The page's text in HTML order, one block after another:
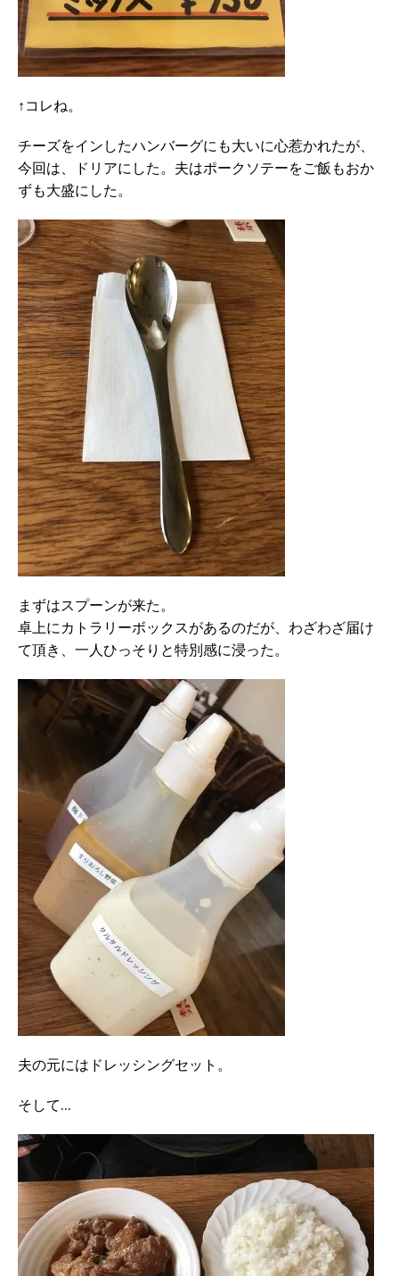
↑コレね。
チーズをインしたハンバーグにも大いに心惹かれたが、
今回は、ドリアにした。夫はポークソテーをご飯もおか
ずも大盛にした。
まずはスプーンが来た。
卓上にカトラリーボックスがあるのだが、わざわざ届け
て頂き、一人ひっそりと特別感に浸った。
夫の元にはドレッシングセット。
そして…